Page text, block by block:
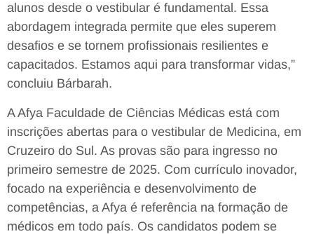
alunos desde o vestibular é fundamental. Essa
abordagem integrada permite que eles superem
desafios e se tornem profissionais resilientes e
capacitados. Estamos aqui para transformar vidas,”
concluiu Bárbarah.
A Afya Faculdade de Ciências Médicas está com
inscrições abertas para o vestibular de Medicina, em
Cruzeiro do Sul. As provas são para ingresso no
primeiro semestre de 2025. Com currículo inovador,
focado na experiência e desenvolvimento de
competências, a Afya é referência na formação de
médicos em todo país. Os candidatos podem se